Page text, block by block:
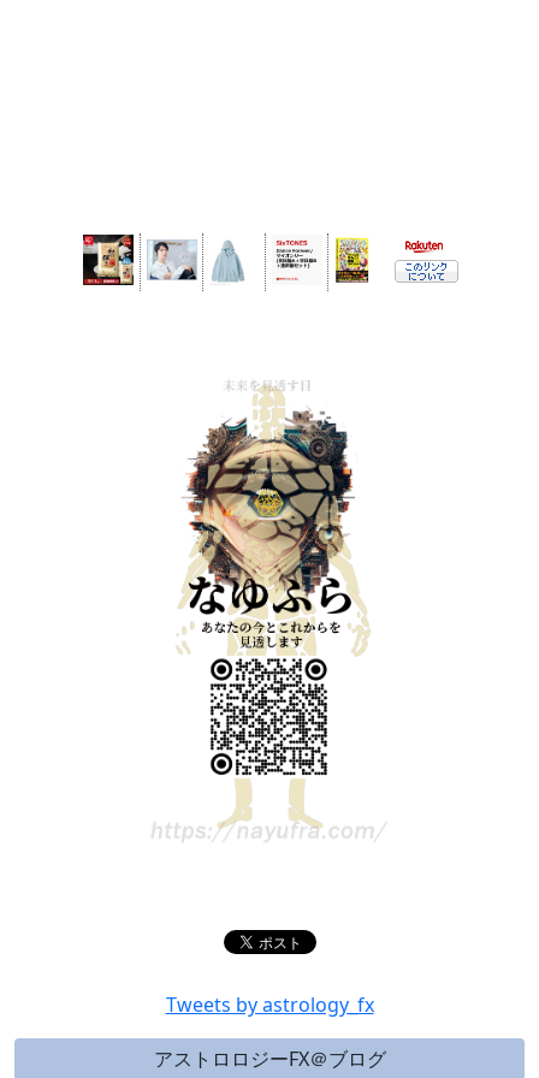
Tweets by astrology_fx
アストロロジーFX＠ブログ